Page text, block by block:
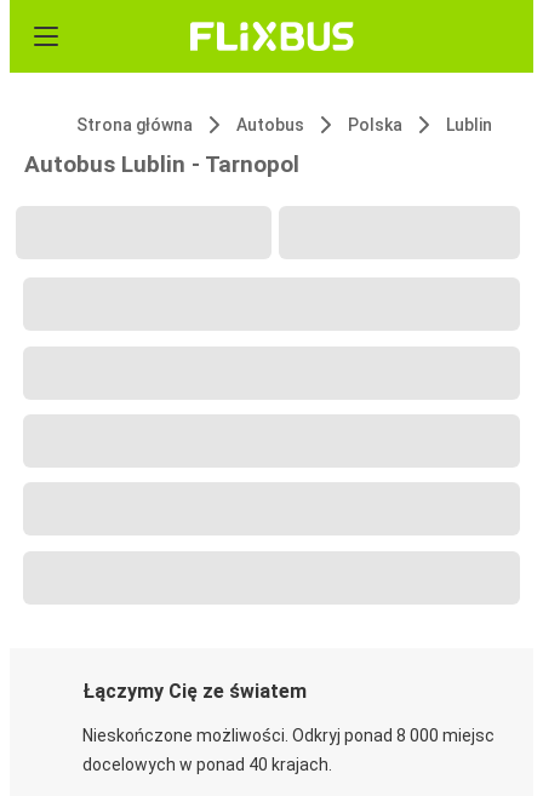
Strona główna Autobus Polska Lublin
Autobus Lublin - Tarnopol
Łączymy Cię ze światem
Nieskończone możliwości. Odkryj ponad 8 000 miejsc
docelowych w ponad 40 krajach.